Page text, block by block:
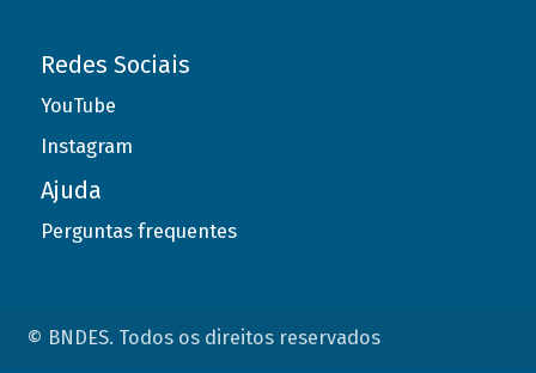
Redes Sociais
YouTube
Instagram
Ajuda
Perguntas frequentes
© BNDES. Todos os direitos reservados